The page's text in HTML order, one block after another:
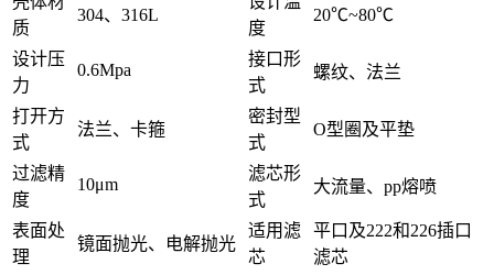
质
304、316L
度
20℃~80℃
设计压
力
0.6Mpa
接口形
式
螺纹、法兰
打开方
式
法兰、卡箍
密封型
式
O型圈及平垫
过滤精
度
10μm
滤芯形
式
大流量、pp熔喷
表面处
理
镜面抛光、电解抛光
适用滤
芯
平口及222和226插口
滤芯